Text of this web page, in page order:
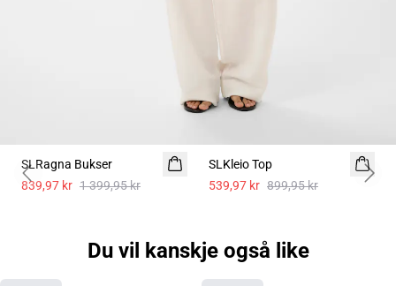
Lin
SLRagna Bukser
839,97 kr 1 399,95 kr
SLKleio Top
539,97 kr 899,95 kr
Previous slide Next
Du vil kanskje også like